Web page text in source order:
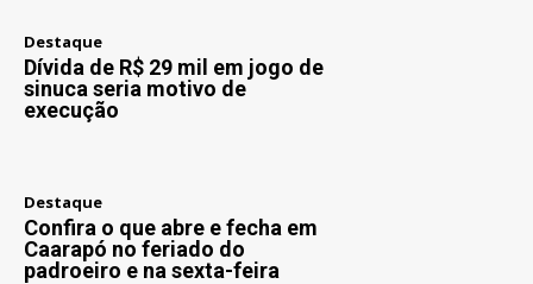
Destaque
Dívida de R$ 29 mil em jogo de
sinuca seria motivo de
execução
Destaque
Confira o que abre e fecha em
Caarapó no feriado do
padroeiro e na sexta-feira